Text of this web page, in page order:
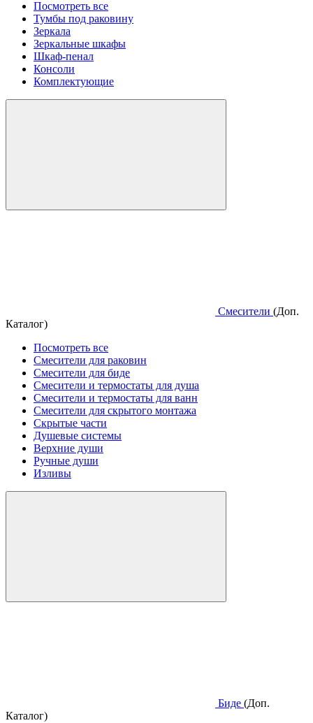
Посмотреть все
Тумбы под раковину
Зеркала
Зеркальные шкафы
Шкаф-пенал
Консоли
Комплектующие
Смесители (Доп.
Каталог)
Посмотреть все
Смесители для раковин
Смесители для биде
Смесители и термостаты для душа
Смесители и термостаты для ванн
Смесители для скрытого монтажа
Скрытые части
Душевые системы
Верхние души
Ручные души
Изливы
Биде (Доп.
Каталог)